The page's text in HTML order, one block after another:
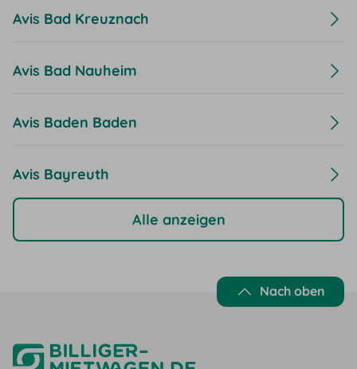
Avis Bad Kreuznach
Avis Bad Nauheim
Avis Baden Baden
Avis Bayreuth
Alle anzeigen
Nach oben